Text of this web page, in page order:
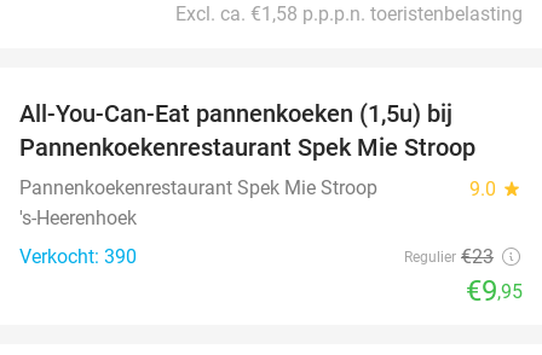
Excl. ca. €1,58 p.p.p.n. toeristenbelasting
All-You-Can-Eat pannenkoeken (1,5u) bij
Pannenkoekenrestaurant Spek Mie Stroop
Pannenkoekenrestaurant Spek Mie Stroop 9.0 star
's-Heerenhoek
Verkocht: 390
Regulier €23
€9,95